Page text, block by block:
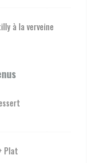
à la verveine
Plat